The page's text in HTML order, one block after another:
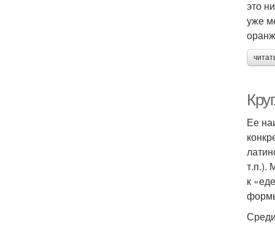
это
уже
Ее
т.п.).
к